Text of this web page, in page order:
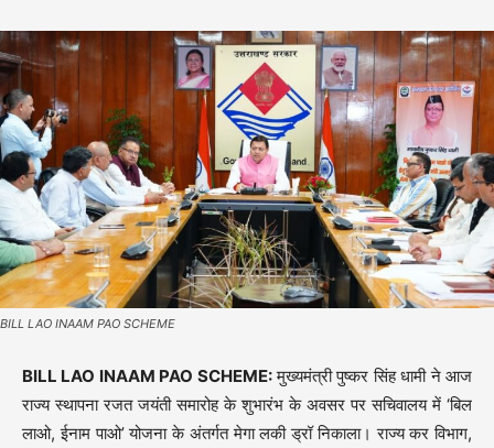
BILL LAO INAAM PAO SCHEME
BILL LAO INAAM PAO SCHEME:मुख्यमंत्री पुष्कर सिंह धामी ने आज
राज्य स्थापना रजत जयंती समारोह के शुभारंभ के अवसर पर सचिवालय में ‘बिल
लाओ, ईनाम पाओ’ योजना के अंतर्गत मेगा लकी ड्रॉ निकाला। राज्य कर विभाग,